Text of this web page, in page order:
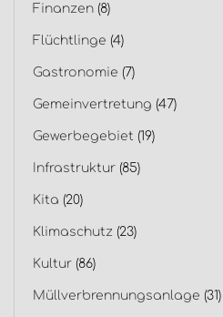
Finanzen (8)
Flüchtlinge (4)
Gastronomie (7)
Gemeinvertretung (47)
Gewerbegebiet (19)
Infrastruktur (85)
Kita (20)
Klimaschutz (23)
Kultur (86)
Müllverbrennungsanlage (31)